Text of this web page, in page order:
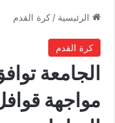
الرئيسية / كرة القدم
كرة القدم
الجامعة
مواجهة